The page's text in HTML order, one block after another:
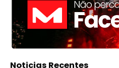
Noticias Recentes